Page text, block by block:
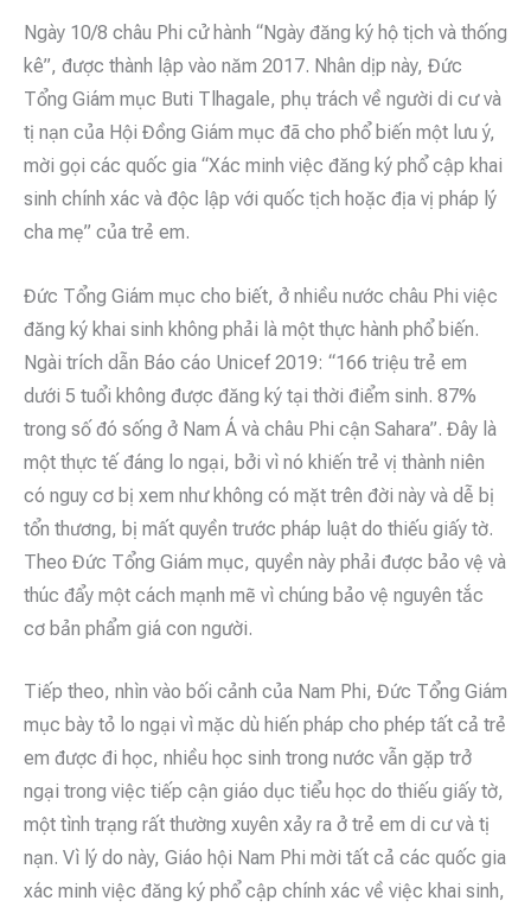
Ngày 10/8 châu Phi cử hành “Ngày đăng ký hộ tịch và thống
kê”, được thành lập vào năm 2017. Nhân dịp này, Đức
Tổng Giám mục Buti Tlhagale, phụ trách về người di cư và
tị nạn của Hội Đồng Giám mục đã cho phổ biến một lưu ý,
mời gọi các quốc gia “Xác minh việc đăng ký phổ cập khai
sinh chính xác và độc lập với quốc tịch hoặc địa vị pháp lý
cha mẹ” của trẻ em.
Đức Tổng Giám mục cho biết, ở nhiều nước châu Phi việc
đăng ký khai sinh không phải là một thực hành phổ biến.
Ngài trích dẫn Báo cáo Unicef 2019: “166 triệu trẻ em
dưới 5 tuổi không được đăng ký tại thời điểm sinh. 87%
trong số đó sống ở Nam Á và châu Phi cận Sahara”. Đây là
một thực tế đáng lo ngại, bởi vì nó khiến trẻ vị thành niên
có nguy cơ bị xem như không có mặt trên đời này và dễ bị
tổn thương, bị mất quyền trước pháp luật do thiếu giấy tờ.
Theo Đức Tổng Giám mục, quyền này phải được bảo vệ và
thúc đẩy một cách mạnh mẽ vì chúng bảo vệ nguyên tắc
cơ bản phẩm giá con người.
Tiếp theo, nhìn vào bối cảnh của Nam Phi, Đức Tổng Giám
mục bày tỏ lo ngại vì mặc dù hiến pháp cho phép tất cả trẻ
em được đi học, nhiều học sinh trong nước vẫn gặp trở
ngại trong việc tiếp cận giáo dục tiểu học do thiếu giấy tờ,
một tình trạng rất thường xuyên xảy ra ở trẻ em di cư và tị
nạn. Vì lý do này, Giáo hội Nam Phi mời tất cả các quốc gia
xác minh việc đăng ký phổ cập chính xác về việc khai sinh,